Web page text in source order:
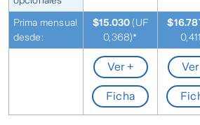
Prima mensual
desde:
$15.030(UF
0,368)*
Ver +
Ficha